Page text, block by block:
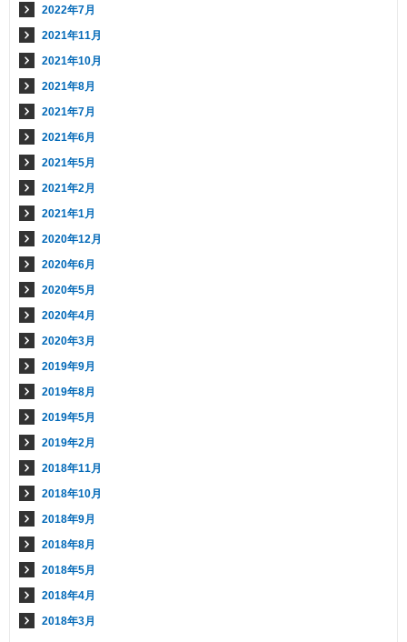
2022年7月
2021年11月
2021年10月
2021年8月
2021年7月
2021年6月
2021年5月
2021年2月
2021年1月
2020年12月
2020年6月
2020年5月
2020年4月
2020年3月
2019年9月
2019年8月
2019年5月
2019年2月
2018年11月
2018年10月
2018年9月
2018年8月
2018年5月
2018年4月
2018年3月